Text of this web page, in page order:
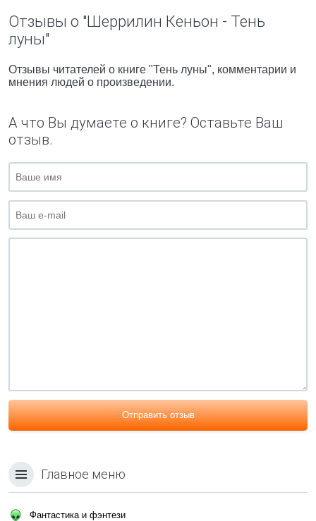
Отзывы о "Шеррилин Кеньон - Тень
луны"
Отзывы читателей о книге "Тень луны", комментарии и
мнения людей о произведении.
А что Вы думаете о книге? Оставьте Ваш
отзыв.
Отправить отзыв
Главное меню
Фантастика и фэнтези